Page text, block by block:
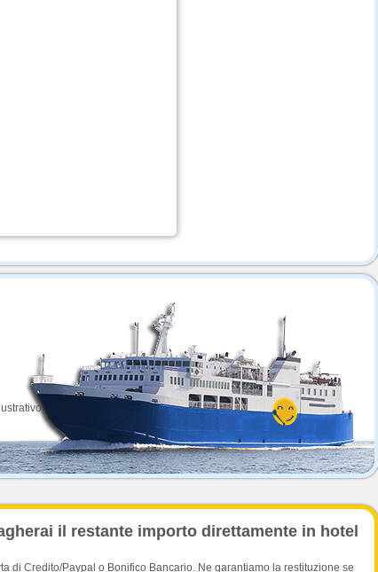
il restante importo direttamente in hotel
di Credito/Paypal o Bonifico Bancario. Ne garantiamo la restituzione se